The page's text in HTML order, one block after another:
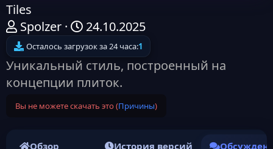
Tiles
А
в
т
о
т
м
Spolzer
Д
а
т
а
а
24.10.2025
Осталось загрузок за 24 часа:1
Уникальный стиль, построенный на
концепции плиток.
Вы не можете скачать это (Причины)
Обзор История версий